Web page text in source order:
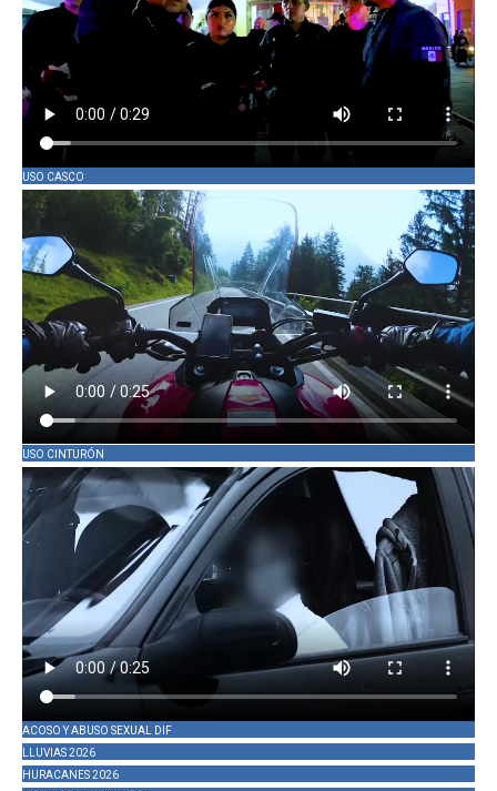
USO CASCO
USO CINTURÓN
ACOSO Y ABUSO SEXUAL DIF
LLUVIAS 2026
HURACANES 2026